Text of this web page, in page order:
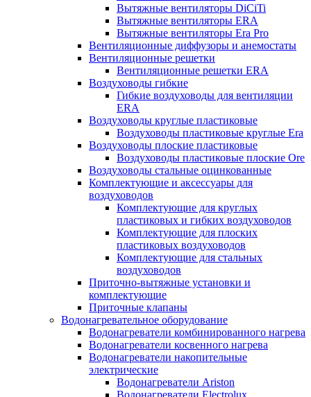
Вытяжные вентиляторы DiCiTi
Вытяжные вентиляторы ERA
Вытяжные вентиляторы Era Pro
Вентиляционные диффузоры и анемостаты
Вентиляционные решетки
Вентиляционные решетки ERA
Воздуховоды гибкие
Гибкие воздуховоды для вентиляции
ERA
Воздуховоды круглые пластиковые
Воздуховоды пластиковые круглые Era
Воздуховоды плоские пластиковые
Воздуховоды пластиковые плоские Ore
Воздуховоды стальные оцинкованные
Комплектующие и аксессуары для
воздуховодов
Комплектующие для круглых
пластиковых и гибких воздуховодов
Комплектующие для плоских
пластиковых воздуховодов
Комплектующие для стальных
воздуховодов
Приточно-вытяжные установки и
комплектующие
Приточные клапаны
Водонагревательное оборудование
Водонагреватели комбинированного нагрева
Водонагреватели косвенного нагрева
Водонагреватели накопительные
электрические
Водонагреватели Ariston